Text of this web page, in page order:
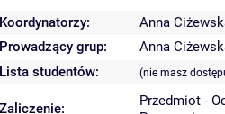
Koordynatorzy:
Anna
Prowadzący grup:
Anna
Lista studentów:
(nie masz
Zaliczenie:
Przedmiot -